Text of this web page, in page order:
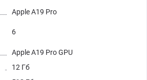
Apple A19 Pro
6
Apple A19 Pro GPU
12 Гб